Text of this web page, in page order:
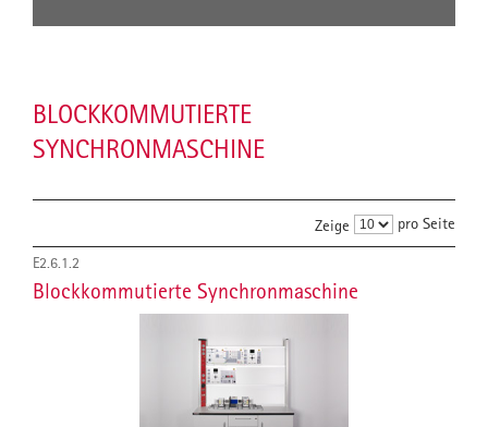
BLOCKKOMMUTIERTE
SYNCHRONMASCHINE
Zeige pro Seite
E2.6.1.2
Blockkommutierte Synchronmaschine